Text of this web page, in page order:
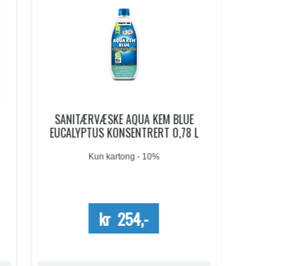
AQUA KEM BLUE SACHETS
SANITÆRVÆSKE 15 DOSER
kr 209,-